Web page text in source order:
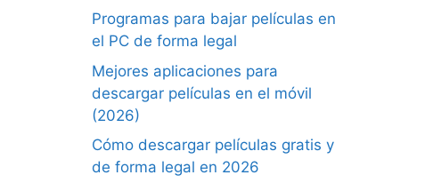
Programas para bajar películas en
el PC de forma legal
Mejores aplicaciones para
descargar películas en el móvil
(2026)
Cómo descargar películas gratis y
de forma legal en 2026